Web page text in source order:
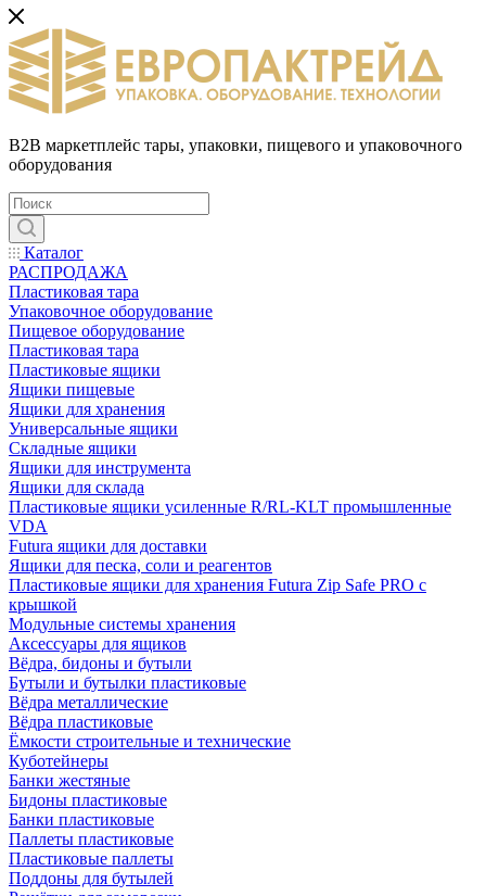
B2B маркетплейс тары, упаковки, пищевого и упаковочного
оборудования
Каталог
РАСПРОДАЖА
Пластиковая тара
Упаковочное оборудование
Пищевое оборудование
Пластиковая тара
Пластиковые ящики
Ящики пищевые
Ящики для хранения
Универсальные ящики
Складные ящики
Ящики для инструмента
Ящики для склада
Пластиковые ящики усиленные R/RL-KLT промышленные
VDA
Futura ящики для доставки
Ящики для песка, соли и реагентов
Пластиковые ящики для хранения Futura Zip Safe PRO с
крышкой
Модульные системы хранения
Аксессуары для ящиков
Вёдра, бидоны и бутыли
Бутыли и бутылки пластиковые
Вёдра металлические
Вёдра пластиковые
Ёмкости строительные и технические
Куботейнеры
Банки жестяные
Бидоны пластиковые
Банки пластиковые
Паллеты пластиковые
Пластиковые паллеты
Поддоны для бутылей